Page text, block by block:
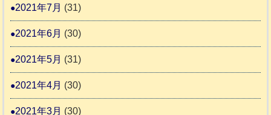
2021年7月 (31)
2021年6月 (30)
2021年5月 (31)
2021年4月 (30)
2021年3月 (30)